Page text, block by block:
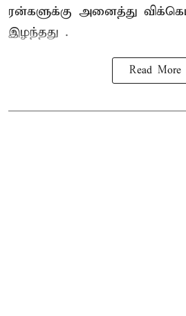
ரன்களுக்கு அனைத்து
இழந்தது .
Read More